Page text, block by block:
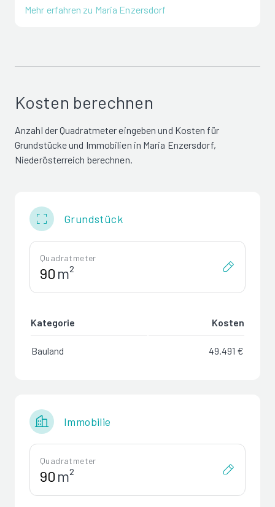
Mehr erfahren zu Maria Enzersdorf
Kosten berechnen
Anzahl der Quadratmeter eingeben und Kosten für
Grundstücke und Immobilien in Maria Enzersdorf,
Niederösterreich berechnen.
Grundstück
Quadratmeter
m²
Kategorie Kosten
Bauland 49.491 €
Immobilie
Quadratmeter
m²